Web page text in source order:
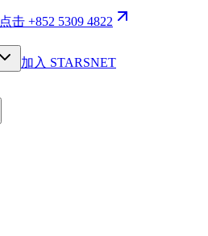
点击 +852 5309 4822
加入 STARSNET